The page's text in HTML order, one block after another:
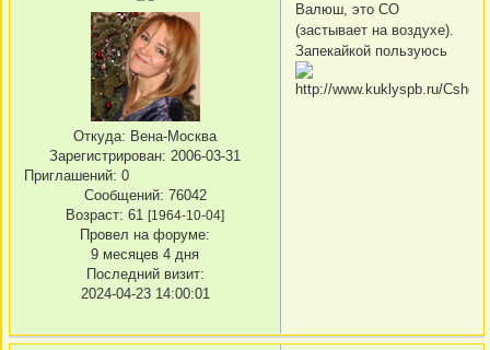
Откуда: Вена-Москва
Зарегистрирован: 2006-03-31
Приглашений: 0
Сообщений: 76042
Возраст: 61 [1964-10-04]
Провел на форуме:
9 месяцев 4 дня
Последний визит:
2024-04-23 14:00:01
Валюш, это СО
(застывает на воздухе).
Запекайкой пользуюсь